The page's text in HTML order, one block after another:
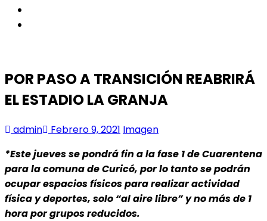
POR PASO A TRANSICIÓN REABRIRÁ
EL ESTADIO LA GRANJA
admin Febrero 9, 2021 Imagen
*Este jueves se pondrá fin a la fase 1 de Cuarentena
para la comuna de Curicó, por lo tanto se podrán
ocupar espacios físicos para realizar actividad
física y deportes, solo “al aire libre” y no más de 1
hora por grupos reducidos.